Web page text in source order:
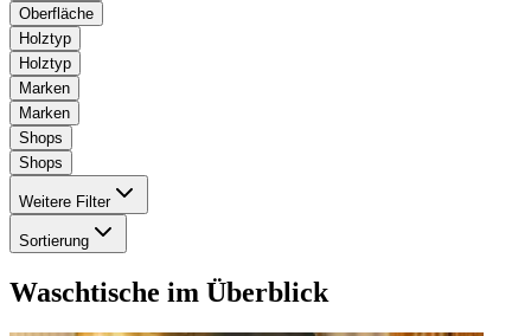
Oberfläche
Holztyp
Holztyp
Marken
Marken
Shops
Shops
Weitere Filter
Sortierung
Waschtische im Überblick